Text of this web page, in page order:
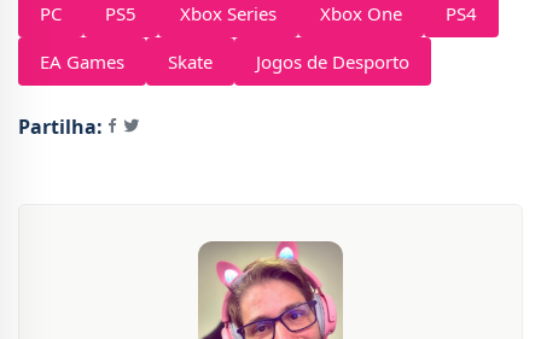
PC PS5 Xbox Series Xbox One
PS4
EA Games
Skate Jogos de Desporto
Partilha: